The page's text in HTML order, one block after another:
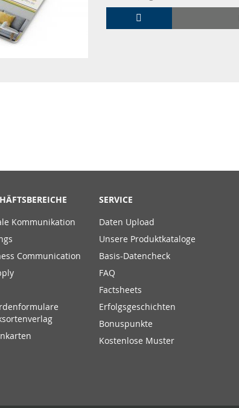
Kommunikation
Communication
SERVICE
Daten Upload
Unsere Produktkataloge
Basis-Datencheck
FAQ
Factsheets
Erfolgsgeschichten
Bonuspunkte
Kostenlose Muster